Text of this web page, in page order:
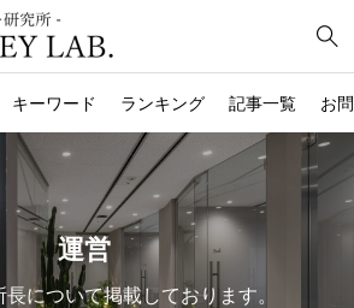
キーワード ランキング 記事一覧 お
4
経済対策
GDP
財政政策
運営
について掲載しております。